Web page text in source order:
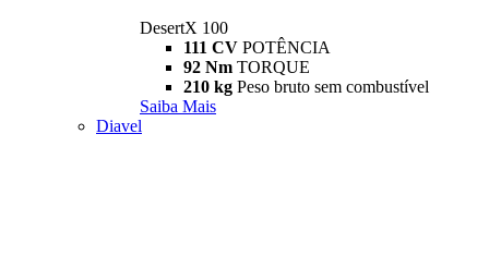
DesertX 100
111 CV POTÊNCIA
92 Nm TORQUE
210 kg Peso bruto sem combustível
Saiba Mais
Diavel